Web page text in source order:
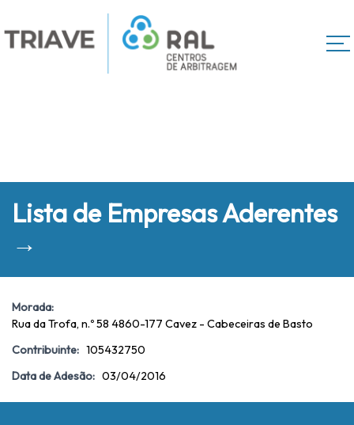
Lista de Empresas Aderentes
→
Morada:
Rua da Trofa, n.º 58 4860-177 Cavez - Cabeceiras de Basto
Contribuinte: 105432750
Data de Adesão: 03/04/2016